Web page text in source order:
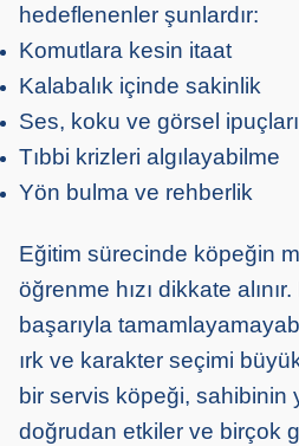
hedeflenenler şunlardır:
Komutlara kesin itaat
Kalabalık içinde sakinlik
Ses, koku ve görsel
Tıbbi krizleri algılayabilme
Yön bulma ve rehberlik
Eğitim sürecinde köpeğin
öğrenme hızı dikkate
başarıyla
ırk ve karakter seçimi
bir servis köpeği, sahibinin
doğrudan etkiler ve birçok